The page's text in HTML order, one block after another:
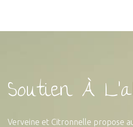
Soutien À
Verveine et Citronnelle propose